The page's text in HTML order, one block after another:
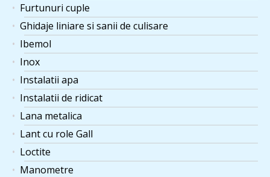
Furtunuri cuple
Ghidaje liniare si sanii de culisare
Ibemol
Inox
Instalatii apa
Instalatii de ridicat
Lana metalica
Lant cu role Gall
Loctite
Manometre